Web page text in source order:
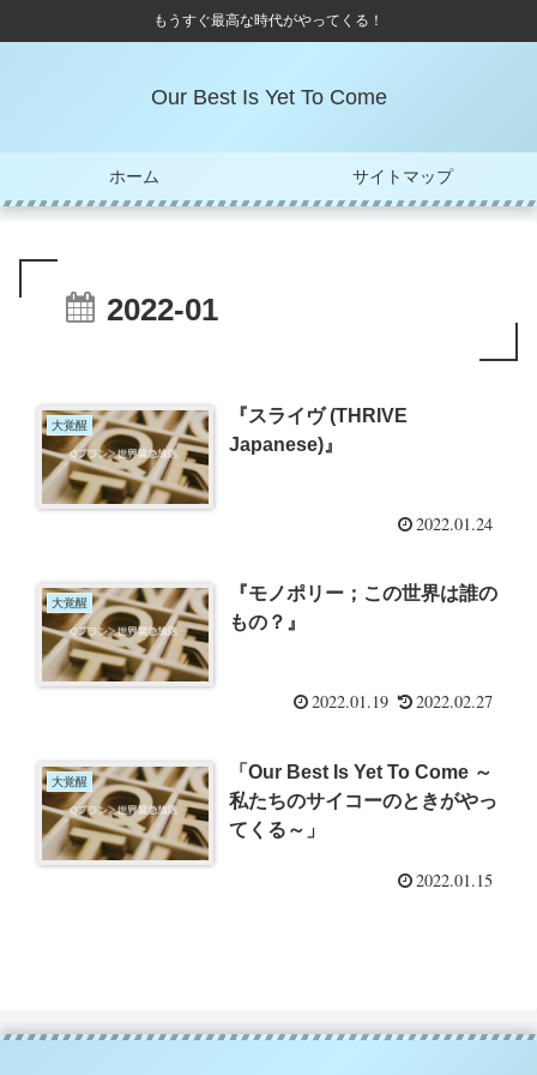
もうすぐ最高な時代がやってくる！
Our Best Is Yet To Come
ホーム サイトマップ
2022-01
大覚醒
『スライヴ (THRIVE
Japanese)』
2022.01.24
大覚醒
『モノポリー；この世界は誰の
もの？』
2022.01.19 2022.02.27
大覚醒
「Our Best Is Yet To Come ～
私たちのサイコーのときがやっ
てくる～」
2022.01.15